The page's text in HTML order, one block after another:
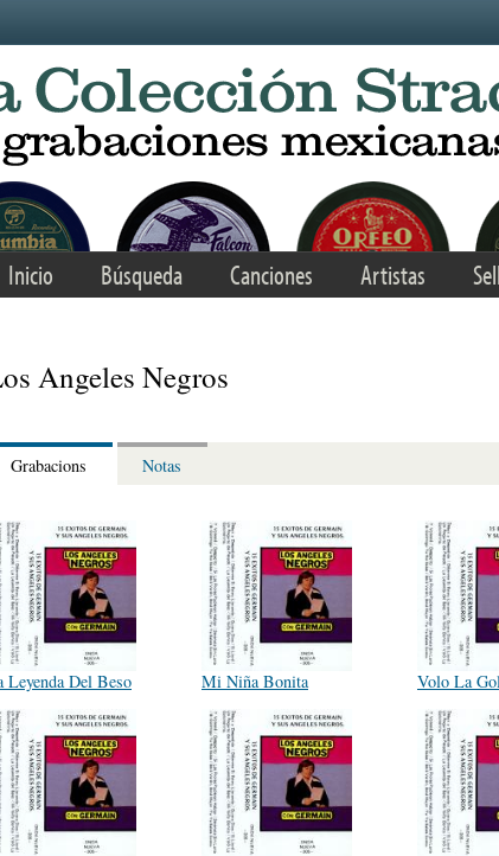
Inicio Búsqueda Canciones Artistas
Angeles Negros
Grabacions Notas
Leyenda Del Beso Mi Niña Bonita Volo La